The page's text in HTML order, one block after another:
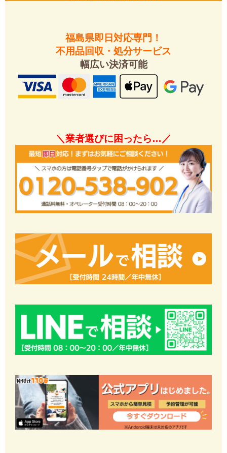
福島県即日対応専門！
不用品回収・処分サービス
幅広い決済可能
＼業者選びに困ったら…／